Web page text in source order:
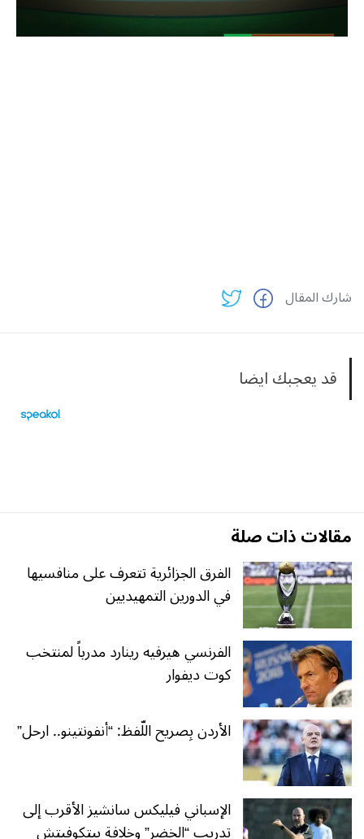
شارك المقال
قد يعجبك ايضا
مقالات ذات صلة
الفرق الجزائرية تتعرف على منافسيها
في الدورين التمهيديين
الفرنسي هيرفيه رينارد مدرباً لمنتخب
كوت ديفوار
الأردن بِصريح اللّفظ: “أنفونتينو.. ارحل”
الإسباني فيليكس سانشيز الأقرب إلى